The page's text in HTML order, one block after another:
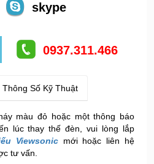
skype
0937.311.466
Thông Số Kỹ Thuật
màu đỏ hoặc một thông báo
lúcthay thế đèn, vui lòng lắp
Viewsonicmới hoặc liên hệ
tư vấn.